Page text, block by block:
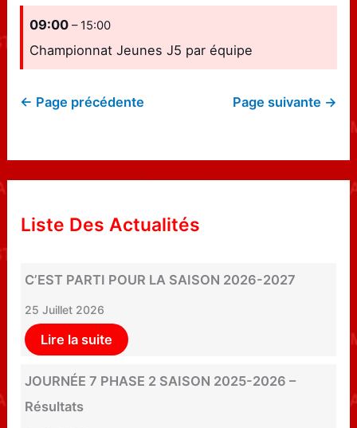
09:00– 15:00
Championnat Jeunes J5 par équipe
← Page précédente Page suivante →
Liste Des Actualités
C’EST PARTI POUR LA SAISON 2026-2027
25 Juillet 2026
Lire la suite
JOURNÉE 7 PHASE 2 SAISON 2025-2026 –
Résultats